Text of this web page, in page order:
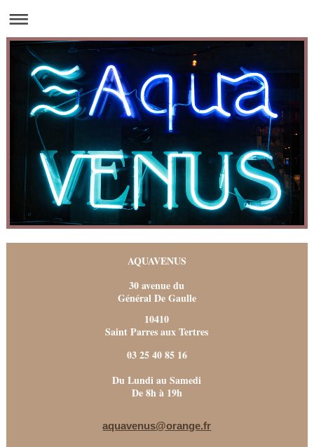
AQUAVENUS
30 avenue du
Général De Gaulle
10410
Saint Parres aux Tertres
03 25 40 85 16
Du Lundi au Samedi
De 8h à 19h
aquavenus@orange.fr